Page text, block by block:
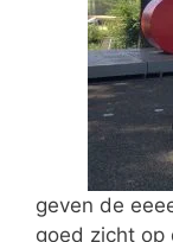
geven de
goed zicht op